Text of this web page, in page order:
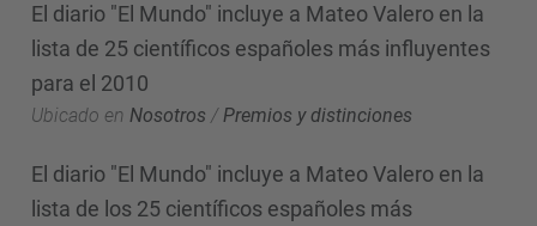
El diario "El Mundo" incluye a Mateo Valero en la
lista de 25 científicos españoles más influyentes
para el 2010
Ubicado en Nosotros /Premios y distinciones
El diario "El Mundo" incluye a Mateo Valero en la
lista de los 25 científicos españoles más